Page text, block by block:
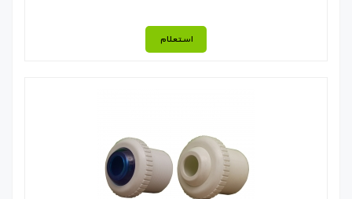
استعلام